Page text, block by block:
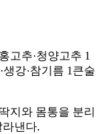
고추·청양고추 1
강·참기름 1큰술
지와 몸통을 분리
라낸다.